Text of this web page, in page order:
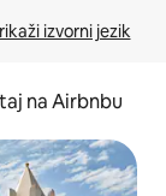
izvorni jezik
na Airbnbu